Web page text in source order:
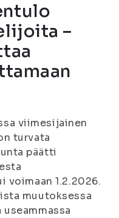
–
viimesijainen
turvata
päätti
1.2.2026.
muutoksessa